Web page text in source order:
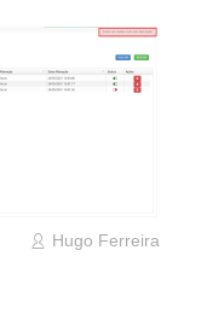
Hugo Ferreira